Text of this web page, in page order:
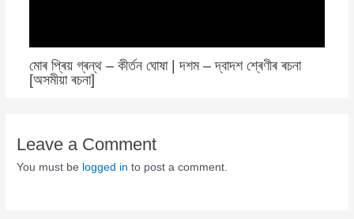
মোৰ প্ৰিয় গ্ৰন্থ – কীৰ্তন ঘোষা | দশম – দ্বাদশ শ্ৰেণীৰ ৰচনা
[অসমীয়া ৰচনা]
Leave a Comment
You must be logged in to post a comment.